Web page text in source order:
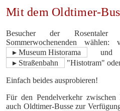
Mit dem Oldtimer-
Besucher der Rosentaler
Sommerwochenenden
▸ Museum Historama
und
▸ Straßenbahn
"Histotram"
Einfach beides ausprobieren!
Für den Pendelverkehr
auch Oldtimer-Busse zur